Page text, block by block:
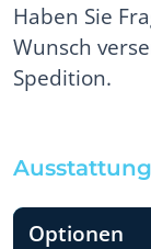
Wählen Sie
Optionen
Haben Sie
Wunsch
Spedition.